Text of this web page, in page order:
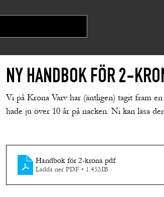
NY HANDBOK FÖR 2-
Vi på Krona Varv har (äntligen) tagit fram
hade ju över 10 år på nacken. Ni kan läsa
Handbok för 2-krona.pdf
Ladda ner PDF • 1.45MB